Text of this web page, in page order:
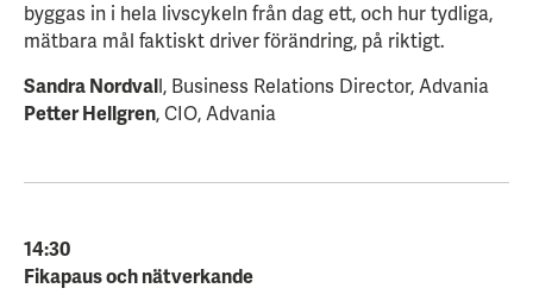
byggas in i hela livscykeln från dag ett, och hur tydliga,
mätbara mål faktiskt driver förändring, på riktigt.
Sandra Nordvall, Business Relations Director, Advania
Petter Hellgren, CIO, Advania
14:30
Fikapaus och nätverkande